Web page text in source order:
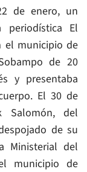
de enero, un
El
el municipio de
de 20
y presentaba
El 30 de
Salomón, del
de su
Ministerial del
municipio de